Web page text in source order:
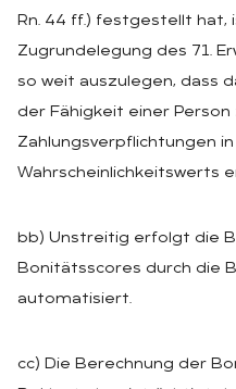
Rn. 44 ff.) festgestellt hat,
Zugrundelegung des 71.
so weit auszulegen, dass
der Fähigkeit einer
Zahlungsverpflichtungen
Wahrscheinlichkeitswerts
bb) Unstreitig erfolgt die
Bonitätsscores durch die
automatisiert.
cc) Die Berechnung der